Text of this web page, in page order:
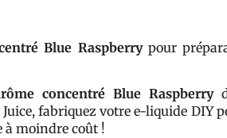
Blue Raspberrypour
concentré Blue Raspberry
fabriquez votre e-liquide DIY
à moindre coût !